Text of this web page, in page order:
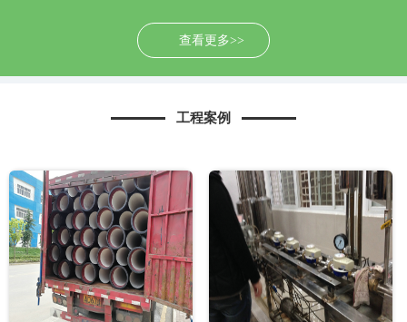
查看更多>>
工程案例